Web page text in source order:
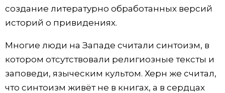
создание литературно обработанных версий
историй о привидениях.
Многие люди на Западе считали синтоизм, в
котором отсутствовали религиозные тексты и
заповеди, языческим культом. Херн же считал,
что синтоизм живёт не в книгах, а в сердцах